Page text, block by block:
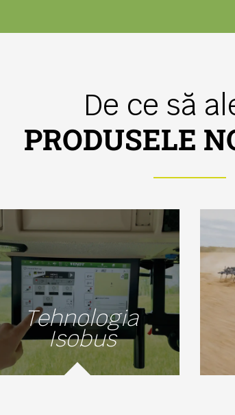
De ce să
PRODUSELE
Tehnologia
Isobus